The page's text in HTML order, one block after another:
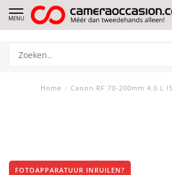
MENU
Home / Canon RF 70-200mm 4.0 L
FOTOAPPARATUUR INRUILEN?